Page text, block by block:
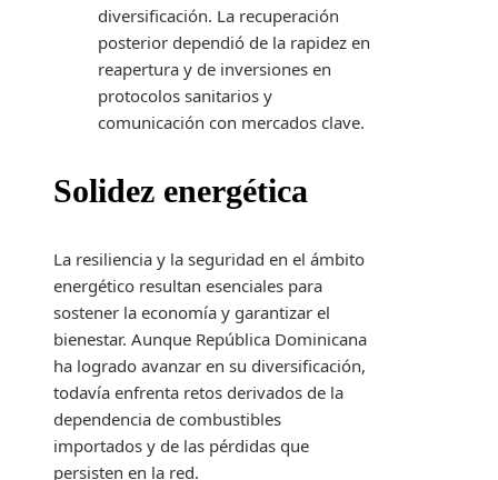
diversificación. La recuperación
posterior dependió de la rapidez en
reapertura y de inversiones en
protocolos sanitarios y
comunicación con mercados clave.
Solidez energética
La resiliencia y la seguridad en el ámbito
energético resultan esenciales para
sostener la economía y garantizar el
bienestar. Aunque República Dominicana
ha logrado avanzar en su diversificación,
todavía enfrenta retos derivados de la
dependencia de combustibles
importados y de las pérdidas que
persisten en la red.